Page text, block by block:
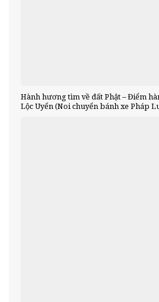
Hành hương tìm về đất Phật – Điểm
Lộc Uyển (Noi chuyển bánh xe Pháp